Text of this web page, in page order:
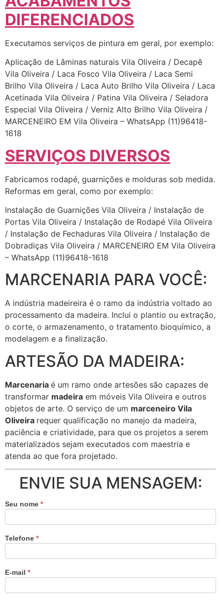
DIFERENCIADOS
Executamos serviços de pintura em geral, por exemplo:
Aplicação de Lâminas naturais Vila Oliveira / Decapê
Vila Oliveira / Laca Fosco Vila Oliveira / Laca Semi
Brilho Vila Oliveira / Laca Auto Brilho Vila Oliveira / Laca
Acetinada Vila Oliveira / Patina Vila Oliveira / Seladora
Especial Vila Oliveira / Verniz Alto Brilho Vila Oliveira /
MARCENEIRO EM Vila Oliveira – WhatsApp (11)96418-
1618
SERVIÇOS DIVERSOS
Fabricamos rodapé, guarnições e molduras sob medida.
Reformas em geral, como por exemplo:
Instalação de Guarnições Vila Oliveira / Instalação de
Portas Vila Oliveira / Instalação de Rodapé Vila Oliveira
/ Instalação de Fechaduras Vila Oliveira / Instalação de
Dobradiças Vila Oliveira / MARCENEIRO EM Vila Oliveira
– WhatsApp (11)96418-1618
MARCENARIA PARA VOCÊ:
A indústria madeireira é o ramo da indústria voltado ao
processamento da madeira. Inclui o plantio ou extração,
o corte, o armazenamento, o tratamento bioquímico, a
modelagem e a finalização.
ARTESÃO DA MADEIRA:
Marcenaria é um ramo onde artesões são capazes de
transformar madeira em móveis Vila Oliveira e outros
objetos de arte. O serviço de um marceneiro Vila
Oliveira requer qualificação no manejo da madeira,
paciência e criatividade, para que os projetos a serem
materializados sejam executados com maestria e
atenda ao que fora projetado.
ENVIE SUA MENSAGEM:
Seu nome *
Telefone *
E-mail *